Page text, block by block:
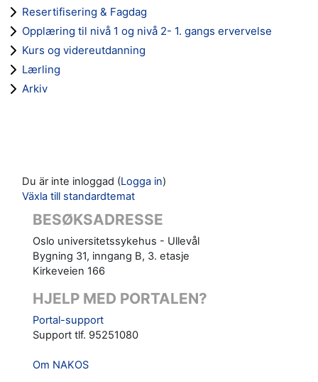
Resertifisering & Fagdag
Opplæring til nivå 1 og nivå 2- 1. gangs ervervelse
Kurs og videreutdanning
Lærling
Arkiv
Du är inte inloggad (Logga in)
Växla till standardtemat
BESØKSADRESSE
Oslo universitetssykehus - Ullevål
Bygning 31, inngang B, 3. etasje
Kirkeveien 166
HJELP MED PORTALEN?
Portal-support
Support tlf. 95251080
Om NAKOS